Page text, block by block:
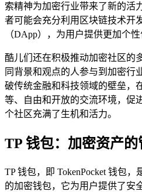
索精神为加密行业带来了新的活
者可能会充分利用区块链技术开
（DApp），为用户提供更加个性
酷儿们还在积极推动加密社区的
同背景和观点的人参与到加密行
破传统金融和科技领域的壁垒，
等、自由和开放的交流环境，促
个社区充满了生机和活力。
TP 钱包：加密资产的
TP 钱包，即 TokenPocket 钱包
的加密钱包，它为用户提供了安